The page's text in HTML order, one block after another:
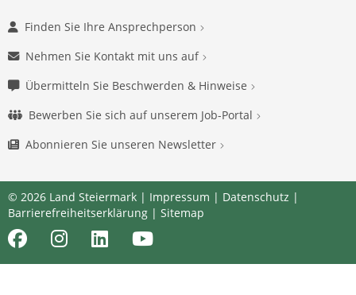
Finden Sie Ihre Ansprechperson
Nehmen Sie Kontakt mit uns auf
Übermitteln Sie Beschwerden & Hinweise
Bewerben Sie sich auf unserem Job-Portal
Abonnieren Sie unseren Newsletter
© 2026 Land Steiermark | Impressum | Datenschutz |
Barrierefreiheitserklärung | Sitemap
FacebookInstagramLinkedInYoutube